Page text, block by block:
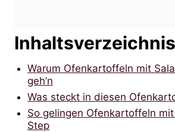
Inhaltsverzeichnis
Warum Ofenkartoffeln mit
geh’n
Was steckt in diesen
So gelingen Ofenkartoffeln
Step